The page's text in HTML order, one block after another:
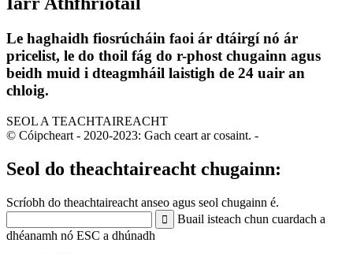
Le haghaidh fiosrúcháin faoi ár dtáirgí nó ár
pricelist, le do thoil fág do r-phost chugainn agus
beidh muid i dteagmháil laistigh de 24 uair an
chloig.
SEOL A TEACHTAIREACHT
© Cóipcheart - 2020-2023: Gach ceart ar cosaint. -
Seol do theachtaireacht chugainn:
Scríobh do theachtaireacht anseo agus seol chugainn é.
Buail isteach chun cuardach a
dhéanamh nó ESC a dhúnadh